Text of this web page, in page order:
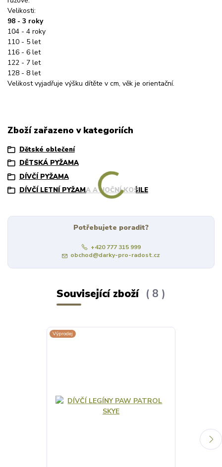
Velikosti:
98 - 3 roky
104 - 4 roky
110 - 5 let
116 - 6 let
122 - 7 let
128 - 8 let
Velikost vyjadřuje výšku dítěte v cm, věk je orientační.
Zboží zařazeno v kategoriích
Dětské oblečení
DĚTSKÁ PYŽAMA
DÍVČÍ PYŽAMA
DÍVČÍ LETNÍ PYŽAMA A NOČNÍ KOŠILE
Potřebujete poradit?
+420 777 315 999
obchod@darky-pro-radost.cz
Související zboží 8
Výprodej